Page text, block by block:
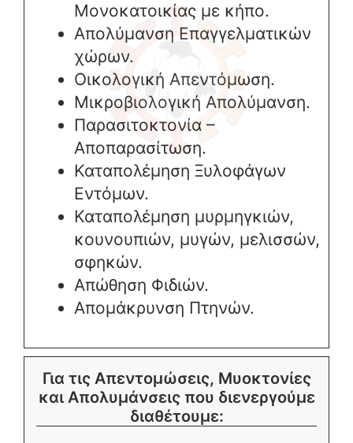
Μονοκατοικίας με κήπο.
Απολύμανση Επαγγελματικών
χώρων.
Οικολογική Απεντόμωση.
Μικροβιολογική Απολύμανση.
Παρασιτοκτονία –
Αποπαρασίτωση.
Καταπολέμηση Ξυλοφάγων
Εντόμων.
Καταπολέμηση μυρμηγκιών,
κουνουπιών, μυγών, μελισσών,
σφηκών.
Απώθηση Φιδιών.
Απομάκρυνση Πτηνών.
Για τις Απεντομώσεις, Μυοκτονίες
και Απολυμάνσεις που διενεργούμε
διαθέτουμε: